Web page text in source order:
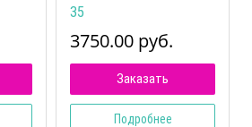
35
3750.00 руб.
Заказать
Подробнее